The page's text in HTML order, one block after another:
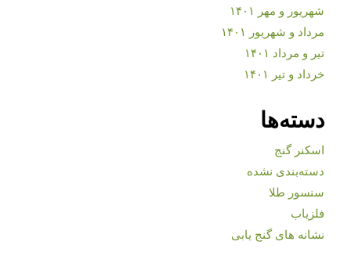
شهریور و مهر ۱۴۰۱
مرداد و شهریور ۱۴۰۱
تیر و مرداد ۱۴۰۱
خرداد و تیر ۱۴۰۱
دسته‌ها
اسکنر گنج
دسته‌بندی نشده
سنسور طلا
فلزیاب
نشانه های گنج یابی